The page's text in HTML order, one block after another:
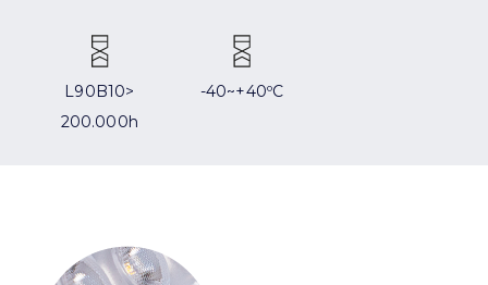
L90B10>
200.000h
-40~+40ºC